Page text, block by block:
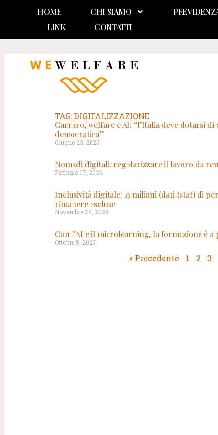
HOME CHI SIAMO
LINK
CONTATTI
TAG: DIGITALIZZAZIONE
Carraro, welfare e AI: “l’Italia deve dotarsi
democratica”
Giugno 23, 2026
Nomadi digitali: regolarizzare il lavoro da
Febbraio 17, 2026
Inclusività digitale: 13 milioni (dati Istat) di
rimanere escluse
Novembre 24, 2025
Con l’AI e il microlearning, la formazione è
Ottobre 8, 2025
« Precedente 1 2 3